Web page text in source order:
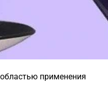
применения